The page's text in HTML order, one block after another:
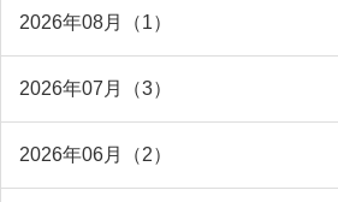
2026年08月（1）
2026年07月（3）
2026年06月（2）